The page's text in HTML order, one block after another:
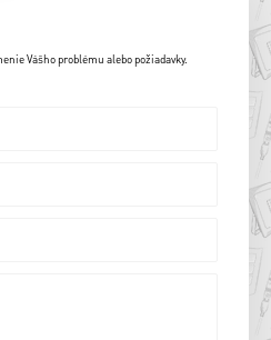
Vášho problému alebo požiadavky.